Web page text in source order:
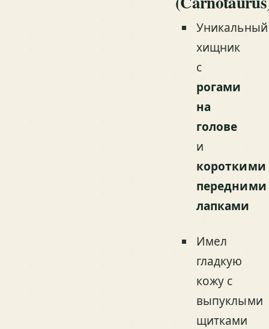
Уникальный
хищник
с
рогами
на
голове
и
короткими
передними
лапками
Имел
гладкую
кожу с
выпуклыми
щитками